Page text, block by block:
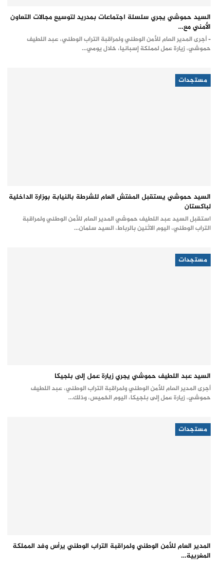
السيد حموشي يجري سلسلة اجتماعات بمدريد لتوسيع مجالات التعاون
الأمني مع…
- أجرى المدير العام للأمن الوطني ولمراقبة التراب الوطني، عبد اللطيف
حموشي، زيارة عمل لمملكة إسبانيا، خلال يومي…
مستجدات
السيد حموشي يستقبل المفتش العام للشرطة بالنيابة بوزارة الداخلية
لباكستان
استقبل السيد عبد اللطيف حموشي المدير العام للأمن الوطني ولمراقبة
التراب الوطني، اليوم الاثنين بالرباط، السيد سلمان…
مستجدات
السيد عبد اللطيف حموشي يجري زيارة عمل إلى بلجيكا
أجرى المدير العام للأمن الوطني ولمراقبة التراب الوطني، عبد اللطيف
حموشي، زيارة عمل إلى بلجيكا، اليوم الخميس، وذلك…
مستجدات
المدير العام للأمن الوطني ولمراقبة التراب الوطني يرأس وفد المملكة
المغربية…